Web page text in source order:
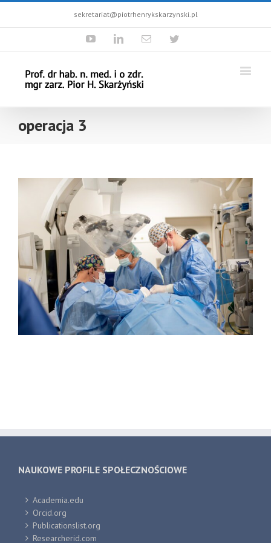
sekretariat@piotrhenrykskarzynski.pl
YoutubeLinkedinEmail Twitter
operacja 3
NAUKOWE PROFILE SPOŁECZNOŚCIOWE
Academia.edu
Orcid.org
Publicationslist.org
Researcherid.com